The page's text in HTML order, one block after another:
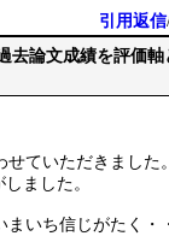
引用返信
去論文成績を評価軸
ていただきました。
ました。
いち信じがたく・